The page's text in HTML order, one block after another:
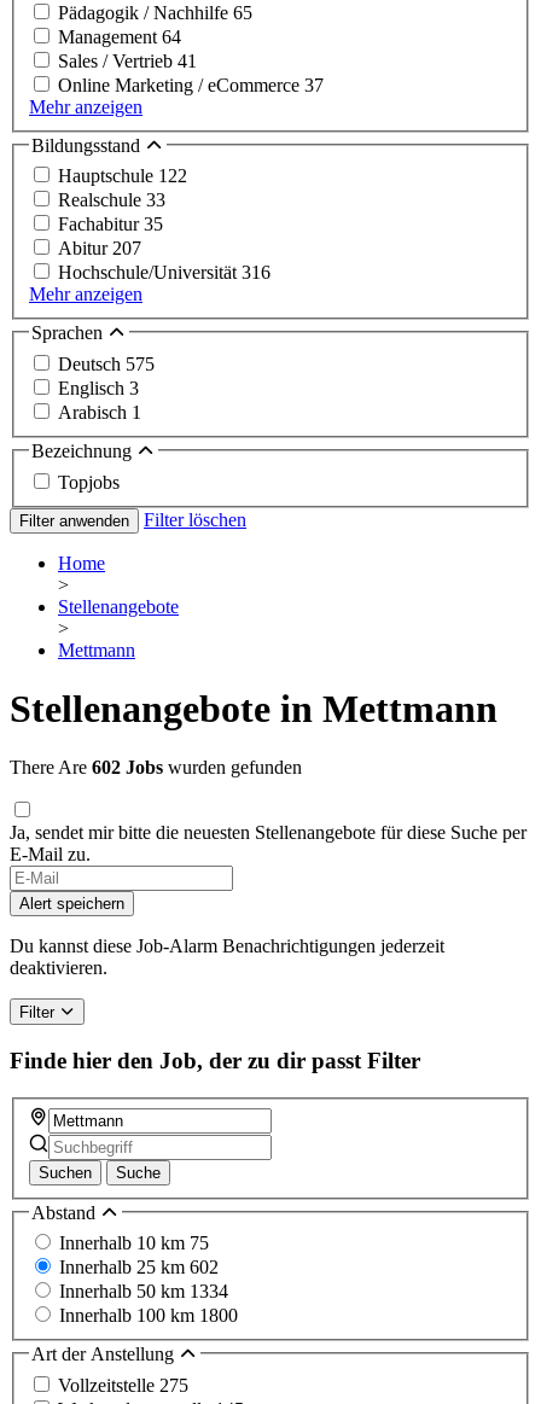
Pädagogik / Nachhilfe 65
Management 64
Sales / Vertrieb 41
Online Marketing / eCommerce 37
Mehr anzeigen
Bildungsstand
Hauptschule 122
Realschule 33
Fachabitur35
Abitur207
Hochschule/Universität316
Mehr anzeigen
Sprachen
Deutsch 575
Englisch 3
Arabisch 1
Bezeichnung
Topjobs
Filter anwenden Filter löschen
Home
>
Stellenangebote
>
Mettmann
Stellenangebote in Mettmann
There Are 602 Jobs wurden gefunden
Ja, sendet mir bitte die neuesten Stellenangebote für diese Suche per
E-Mail zu.
Alert speichern
Du kannst diese Job-Alarm Benachrichtigungen jederzeit
deaktivieren.
Filter
Finde hier den Job, der zu dir passt Filter
Suchen Suche
Abstand
Innerhalb 10 km 75
Innerhalb 25 km 602
Innerhalb 50 km 1334
Innerhalb 100 km 1800
Art der Anstellung
Vollzeitstelle 275